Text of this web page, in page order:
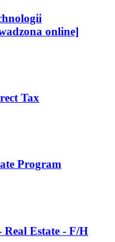
online]
Tax
Program
Estate - F/H